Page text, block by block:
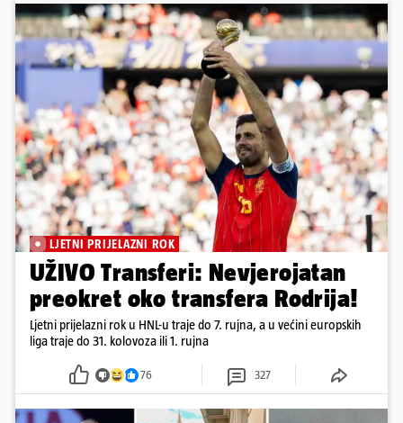
LJETNI PRIJELAZNI ROK
UŽIVO Transferi: Nevjerojatan
preokret oko transfera Rodrija!
Ljetni prijelazni rok u HNL-u traje do 7. rujna, a u većini europskih
liga traje do 31. kolovoza ili 1. rujna
76 327